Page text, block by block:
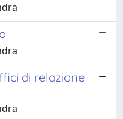
di relazione